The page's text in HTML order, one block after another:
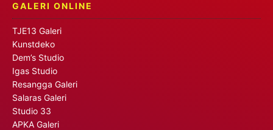
GALERI ONLINE
TJE13 Galeri
Kunstdeko
Dem’s Studio
Igas Studio
Resangga Galeri
Salaras Galeri
Studio 33
APKA Galeri